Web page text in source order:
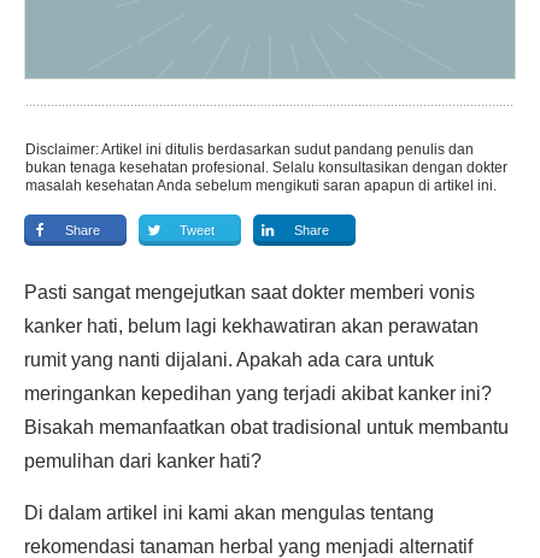
Disclaimer: Artikel ini ditulis berdasarkan sudut pandang penulis dan
bukan tenaga kesehatan profesional. Selalu konsultasikan dengan dokter
masalah kesehatan Anda sebelum mengikuti saran apapun di artikel ini.
Share Tweet Share
Pasti sangat mengejutkan saat dokter memberi vonis
kanker hati, belum lagi kekhawatiran akan perawatan
rumit yang nanti dijalani. Apakah ada cara untuk
meringankan kepedihan yang terjadi akibat kanker ini?
Bisakah memanfaatkan obat tradisional untuk membantu
pemulihan dari kanker hati?
Di dalam artikel ini kami akan mengulas tentang
rekomendasi tanaman herbal yang menjadi alternatif